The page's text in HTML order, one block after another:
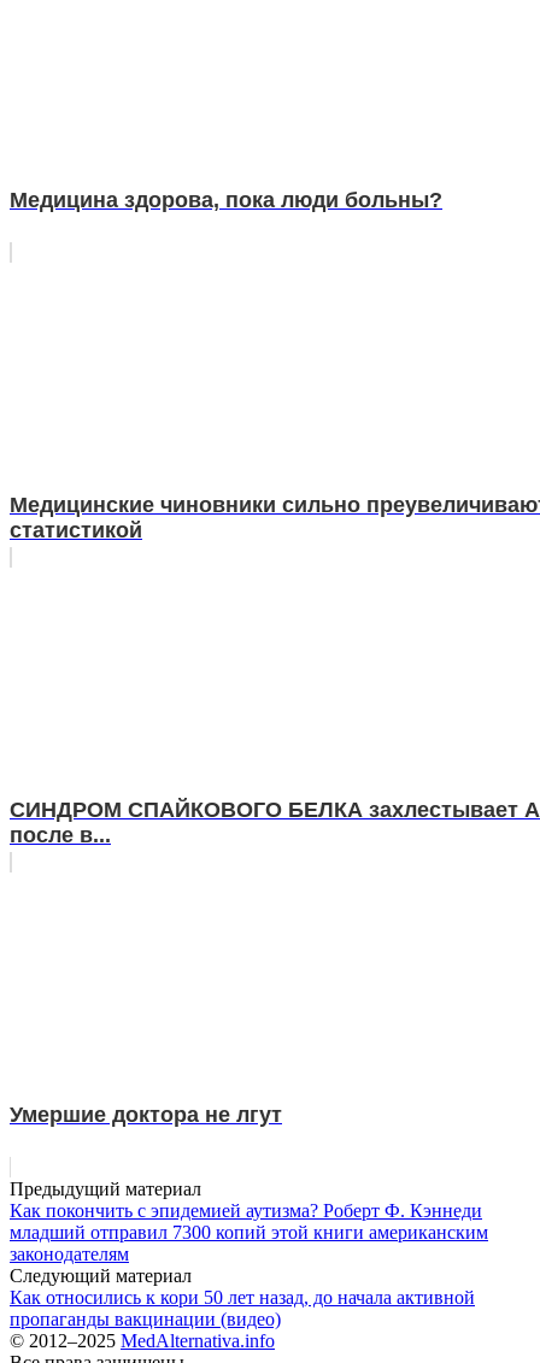
Медицина здорова, пока люди больны?
Медицинские чиновники сильно
статистикой
СИНДРОМ СПАЙКОВОГО БЕЛКА захлестывает
после в...
Умершие доктора не лгут
Предыдущий материал
Как покончить с эпидемией аутизма? Роберт Ф. Кэннеди
младший отправил 7300 копий этой книги американским
законодателям
Следующий материал
Как относились к кори 50 лет назад, до начала активной
пропаганды вакцинации (видео)
© 2012–2025 MedAlternativa.info